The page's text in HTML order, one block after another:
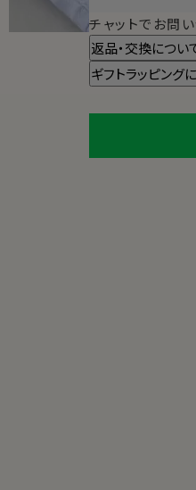
チャットでお問
返品・交換につい
ギフトラッピング